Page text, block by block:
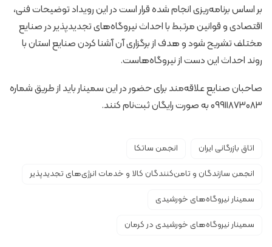
بر اساس برنامه‌ریزی انجام شده قرار است در این رویداد توضیحات فنی،
اقتصادی و قوانین مرتبط با احداث نیروگاه‌های تجدیدپذیر در صنایع
مختلف تشریح شود و هدف از برگزاری آن آشنا کردن صنایع استان با
روند احداث این دست از نیروگاه‌هاست.
صاحبان صنایع علاقه‌مند برای حضور در این سمینار باید از طریق شماره
09911873083 به صورت رایگان ثبت‌نام کنند.
اتاق بازرگانی ایران
انجمن ساتکا
انجمن سازندگان و تامن‌کنندگان کالا و خدمات انرژی‌های تجدیدپذیر
سمینار نیروگاه‌های خورشیدی
سمینار نیروگاه‌های خورشیدی در کرمان